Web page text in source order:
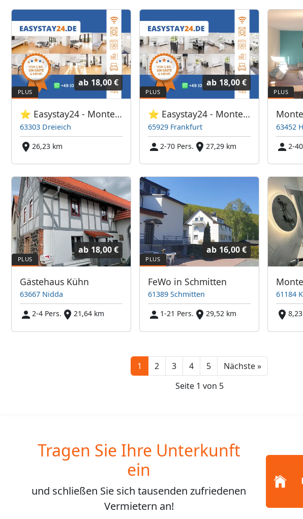
ab 18,00 €
⭐ Easystay24 - Monteurwohnungen Dreieich
63303 Dreieich
26,23 km
ab 18,00 €
⭐ Easystay24 - Monteurwohnungen Frankfurt Flughafen
65929 Frankfurt
2-70 Pers.
27,29 km
63452
2-
ab 18,00 €
Gästehaus Kühn
63667 Nidda
2-4 Pers.
21,64 km
ab 16,00 €
FeWo in Schmitten
61389 Schmitten
1-21 Pers.
29,52 km
61184
1 2 3 4 5 Nächste »Next
Seite 1 von 5
Tragen Sie Ihre Unterkunft
ein
und schließen Sie sichtausenden zufriedenen
Vermietern an!